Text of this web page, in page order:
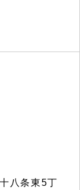
八条東5丁